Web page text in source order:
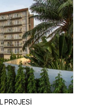
PROJESİ